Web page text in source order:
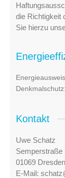
die Richtigkeit
Sie hierzu
Denkmalschutz:
Kontakt
Uwe Schatz
Semperstraße
01069 Dresden
E-Mail: